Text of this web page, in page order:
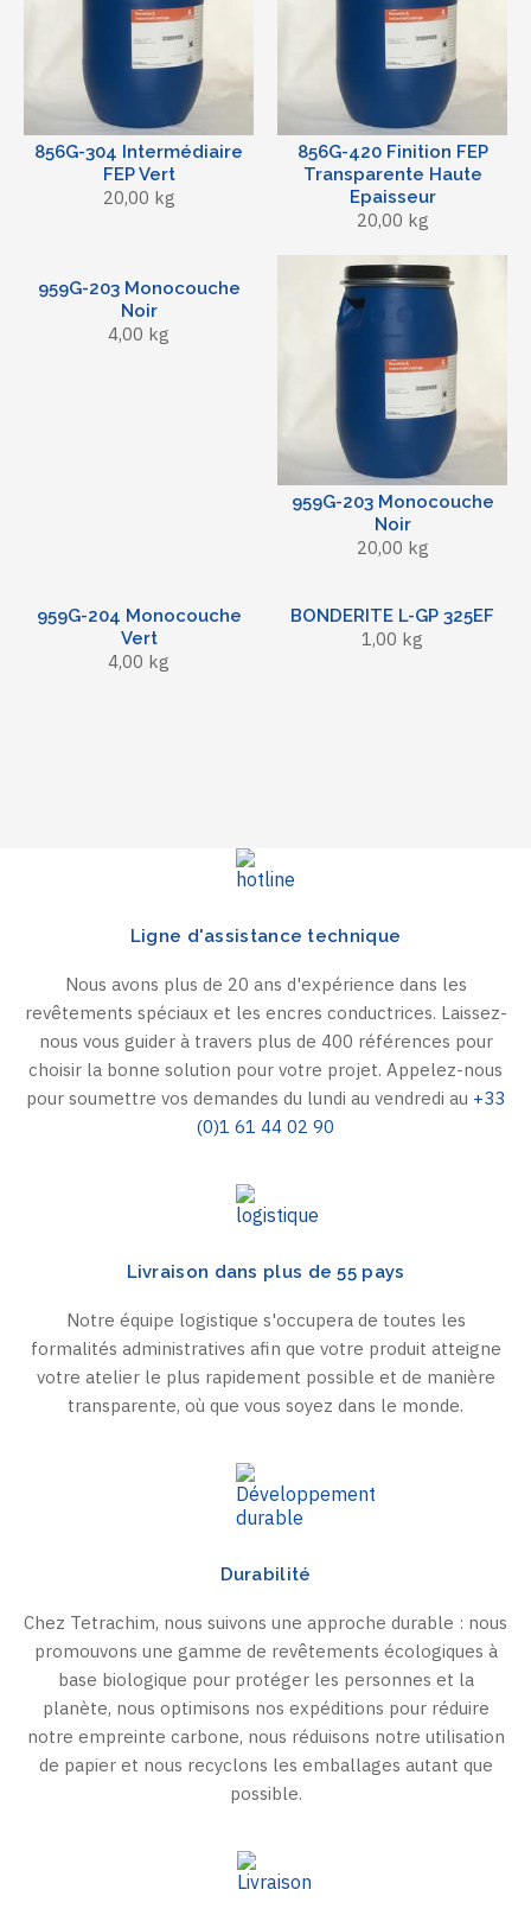
856G-304 Intermédiaire
FEP Vert
20,00 kg
856G-420 Finition FEP
Transparente Haute
Epaisseur
20,00 kg
959G-203 Monocouche
Noir
4,00 kg
959G-203 Monocouche
Noir
20,00 kg
959G-204 Monocouche
Vert
4,00 kg
BONDERITE L-GP 325EF
1,00 kg
Ligne d'assistance technique
Nous avons plus de 20 ans d'expérience dans les
revêtements spéciaux et les encres conductrices. Laissez-
nous vous guider à travers plus de 400 références pour
choisir la bonne solution pour votre projet. Appelez-nous
pour soumettre vos demandes du lundi au vendredi au +33
(0)1 61 44 02 90
Livraison dans plus de 55 pays
Notre équipe logistique s'occupera de toutes les
formalités administratives afin que votre produit atteigne
votre atelier le plus rapidement possible et de manière
transparente, où que vous soyez dans le monde.
Durabilité
Chez Tetrachim, nous suivons une approche durable : nous
promouvons une gamme de revêtements écologiques à
base biologique pour protéger les personnes et la
planète, nous optimisons nos expéditions pour réduire
notre empreinte carbone, nous réduisons notre utilisation
de papier et nous recyclons les emballages autant que
possible.